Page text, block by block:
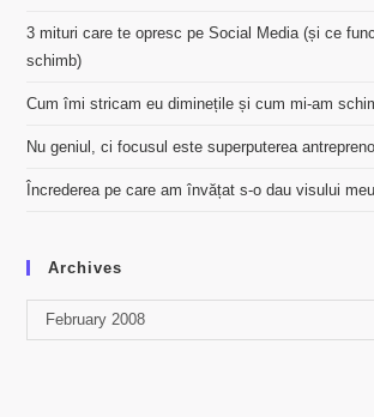
3 mituri care te opresc pe Social Media (și ce
schimb)
Cum îmi stricam eu diminețile și cum mi-am
Nu geniul, ci focusul este superputerea
Încrederea pe care am învățat s-o dau visului meu
Archives
Archives
February 2008